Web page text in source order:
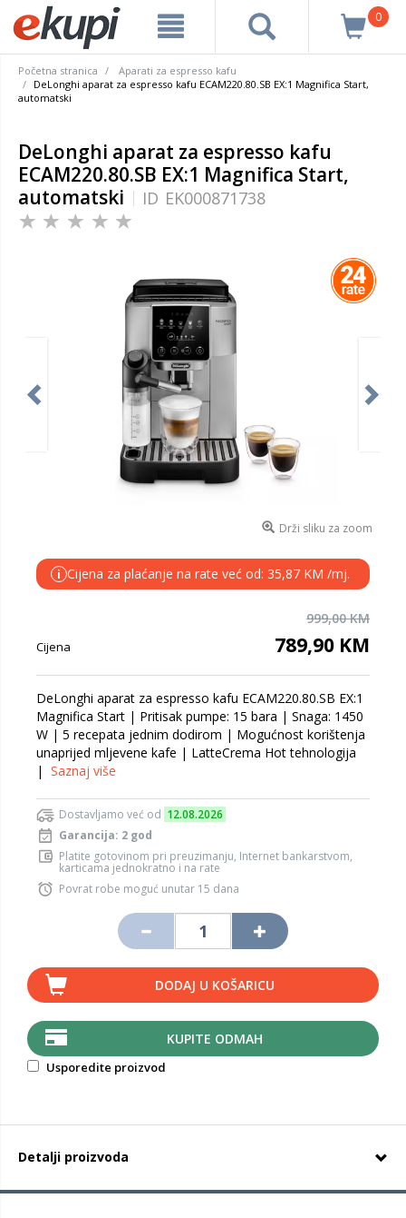
0
Početna stranica
Aparati za espresso kafu
DeLonghi aparat za espresso kafu ECAM220.80.SB EX:1 Magnifica Start,
automatski
DeLonghi aparat za espresso kafu
ECAM220.80.SB EX:1 Magnifica Start,
automatski
ID EK000871738
Drži sliku za zoom
i Cijena za plaćanje na rate već od: 35,87 KM /mj.
999,00 KM
Cijena 789,90 KM
DeLonghi aparat za espresso kafu ECAM220.80.SB EX:1
Magnifica Start | Pritisak pumpe: 15 bara | Snaga: 1450
W | 5 recepata jednim dodirom | Mogućnost korištenja
unaprijed mljevene kafe | LatteCrema Hot tehnologija
| Saznaj više
Dostavljamo već od 12.08.2026
Garancija: 2 god
Platite gotovinom pri preuzimanju, Internet bankarstvom,
karticama jednokratno i na rate
Povrat robe moguć unutar 15 dana
DODAJ U KOŠARICU
KUPITE ODMAH
Usporedite proizvod
Detalji proizvoda